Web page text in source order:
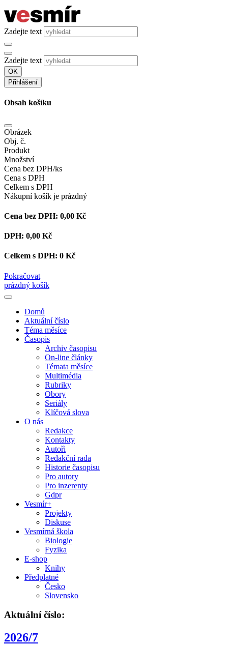
Zadejte text
Zadejte text
OK
Přihlášení
Obsah košíku
Obrázek
Obj. č.
Produkt
Množství
Cena bez DPH/ks
Cena s DPH
Celkem s DPH
Nákupní košík je prázdný
Cena bez DPH: 0,00 Kč
DPH: 0,00 Kč
Celkem s DPH: 0 Kč
Pokračovat
prázdný košík
Domů
Aktuální číslo
Téma měsíce
Časopis
Archiv časopisu
On-line články
Témata měsíce
Multimédia
Rubriky
Obory
Seriály
Klíčová slova
O nás
Redakce
Kontakty
Autoři
Redakční rada
Historie časopisu
Pro autory
Pro inzerenty
Gdpr
Vesmír+
Projekty
Diskuse
Vesmírná škola
Biologie
Fyzika
E-shop
Knihy
Předplatné
Česko
Slovensko
Aktuální číslo:
2026/7